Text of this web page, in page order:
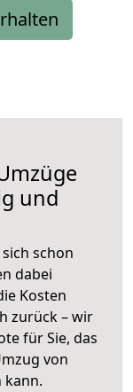
und
schon
dabei
Kosten
zurück – wir
für Sie, das
von
kann.